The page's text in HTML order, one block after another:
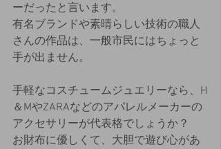
ーだったと言います。
有名ブランドや素晴らしい技術の職人
さんの作品は、一般市民にはちょっと
手が出ません。
手軽なコスチュームジュエリーなら、H
＆MやZARAなどのアパレルメーカーの
アクセサリーが代表格でしょうか？
お財布に優しくて、大胆で遊び心があ